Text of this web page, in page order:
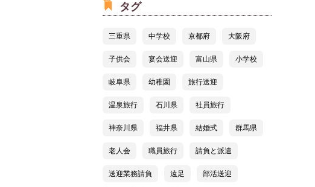
タグ
三重県 中学校 京都府 大阪府
子供会 宴会送迎 富山県 小学校
岐阜県 幼稚園 旅行送迎
温泉旅行 石川県 社員旅行
神奈川県 福井県 結婚式 群馬県
老人会 職員旅行 請負と派遣
送迎業務請負 遠足 部活送迎